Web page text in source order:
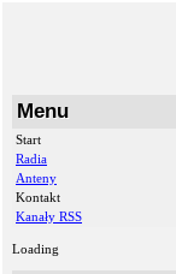
Menu
Start
Radia
Anteny
Kontakt
Kanały RSS
Loading